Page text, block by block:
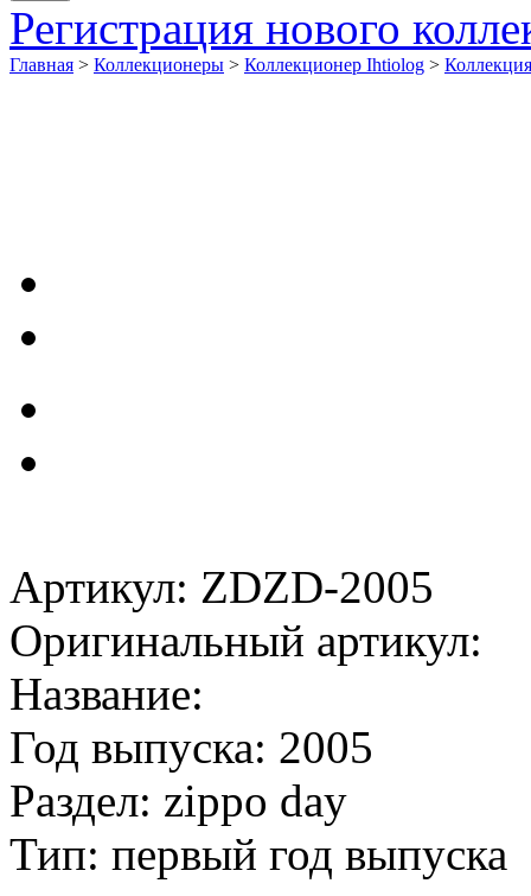
Регистрация нового
Главная > Коллекционеры > Коллекционер Ihtiolog >
Артикул: ZDZD-2005
Оригинальный артикул:
Название:
Год выпуска: 2005
Раздел: zippo day
Тип: первый год выпуска